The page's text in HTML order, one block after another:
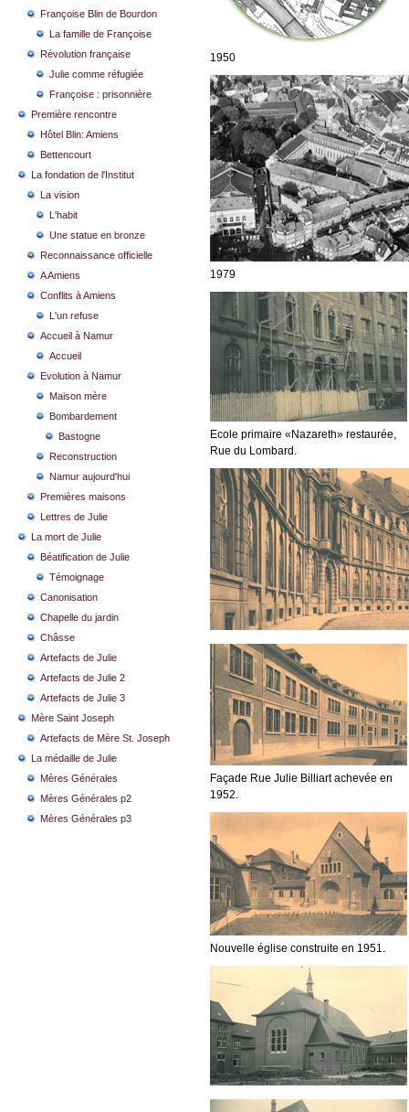
Françoise Blin de Bourdon
La famille de Françoise
Révolution française
Julie comme réfugiée
Françoise : prisonnière
Première rencontre
Hôtel Blin: Amiens
Bettencourt
La fondation de l'Institut
La vision
L'habit
Une statue en bronze
Reconnaissance officielle
A Amiens
Conflits à Amiens
L'un refuse
Accueil à Namur
Accueil
Evolution à Namur
Maison mère
Bombardement
Bastogne
Reconstruction
Namur aujourd'hui
Premières maisons
Lettres de Julie
La mort de Julie
Béatification de Julie
Témoignage
Canonisation
Chapelle du jardin
Châsse
Artefacts de Julie
Artefacts de Julie 2
Artefacts de Julie 3
Mère Saint Joseph
Artefacts de Mère St. Joseph
La médaille de Julie
Mères Générales
Mères Générales p2
Mères Générales p3
1950
1979
Ecole primaire «Nazareth» restaurée,
Rue du Lombard.
Façade Rue Julie Billiart achevée en
1952.
Nouvelle église construite en 1951.